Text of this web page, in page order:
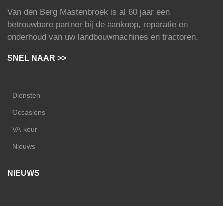
Van den Berg Mastenbroek is al 60 jaar een
betrouwbare partner bij de aankoop, reparatie en
onderhoud van uw landbouwmachines en tractoren.
SNEL NAAR >>
Diensten
Occasions
VA-keur
Nieuws
NIEUWS